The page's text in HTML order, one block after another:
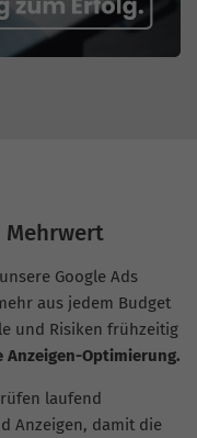
Mehrwert
Google Ads
aus jedem Budget
und Risiken frühzeitig
Anzeigen-Optimierung.
laufend
Anzeigen, damit die